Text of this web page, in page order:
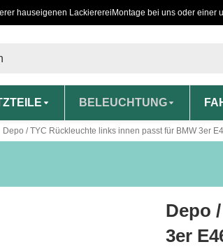
hauseigenen Lackiererei Montage bei uns oder einer
BELEUCHTUNG
Depo / TYC Rückleuchte links innen passt für BMW 3er
Depo
3er